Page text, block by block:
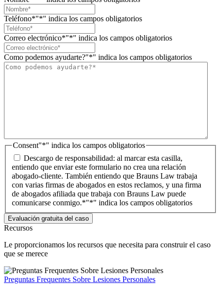
Teléfono*"*" indica los campos obligatorios
Correo electrónico*"*" indica los campos obligatorios
Como podemos ayudarte?"*" indica los campos obligatorios
Consent"*" indica los campos obligatorios
Descargo de responsabilidad: al marcar esta casilla,
entiendo que enviar este formulario no crea una relación
abogado-cliente. También entiendo que Brauns Law trabaja
con varias firmas de abogados en estos reclamos, y una firma
de abogados afiliada que trabaja con Brauns Law puede
comunicarse conmigo.*"*" indica los campos obligatorios
Recursos
Le proporcionamos los recursos que necesita para construir el caso
que se merece
Preguntas Frequentes Sobre Lesiones Personales